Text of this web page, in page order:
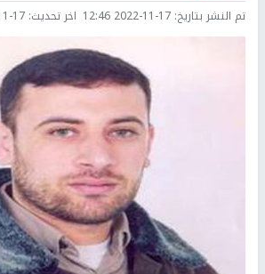
تم النشر بتاريخ: 2022-11-17 12:46 اخر تحديث: 12:46